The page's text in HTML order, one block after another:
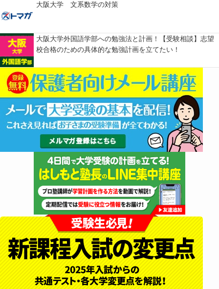
大阪大学 文系数学の対策
大阪大学外国語学部への勉強法と計画！【受験相談】志望
校合格のための具体的な勉強計画を立てたい！